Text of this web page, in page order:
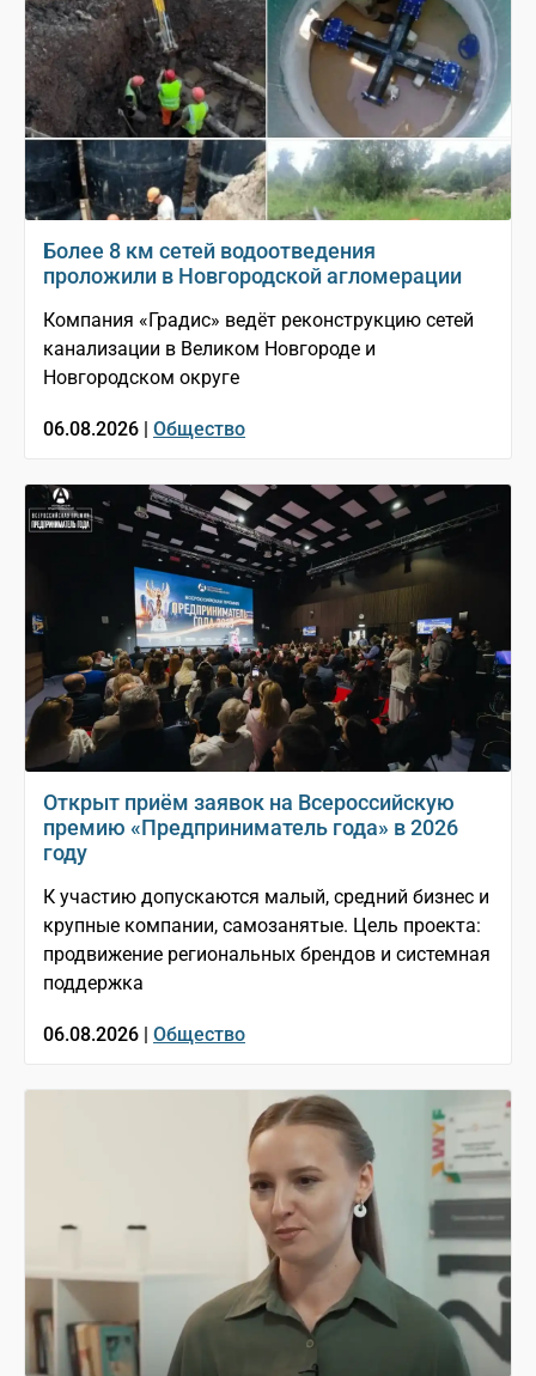
Более 8 км сетей водоотведения
проложили в Новгородской агломерации
Компания «Градис» ведёт реконструкцию сетей
канализации в Великом Новгороде и
Новгородском округе
06.08.2026 | Общество
Открыт приём заявок на Всероссийскую
премию «Предприниматель года» в 2026
году
К участию допускаются малый, средний бизнес и
крупные компании, самозанятые. Цель проекта:
продвижение региональных брендов и системная
поддержка
06.08.2026 | Общество